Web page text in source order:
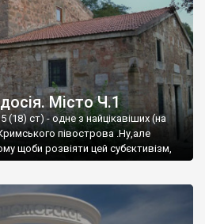
Місто Ч.1
(18) ст) - одне з найцікавіших (на
півострова .Ну,але
щоби розвіяти цей субєктивізм,